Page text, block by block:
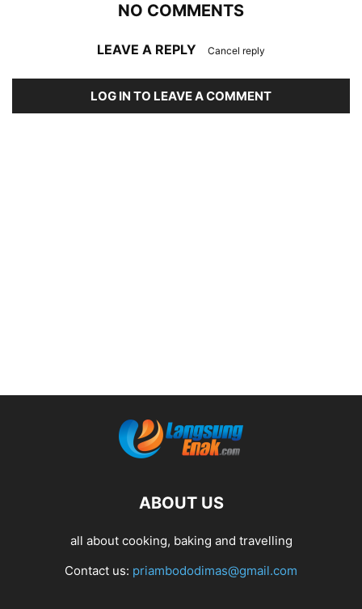
NO COMMENTS
LEAVE A REPLY Cancel reply
LOG IN TO LEAVE A COMMENT
ABOUT US
all about cooking, baking and travelling
Contact us: priambododimas@gmail.com